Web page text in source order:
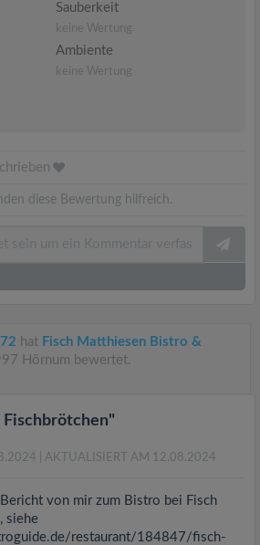
Sauberkeit
keine Wertung
Ambiente
keine Wertung
diese Bewertung hilfreich.
hat Fisch Matthiesen Bistro &
Hörnum bewertet.
| AKTUALISIERT AM 12.08.2024
von mir zum Bistro bei Fisch
siehe
restaurant/184847/fisch-